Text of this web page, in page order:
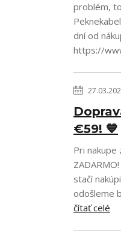
problém,
dní od
https://
€59! 💙
Pri nakupe
stačí
odošleme
čítať celé